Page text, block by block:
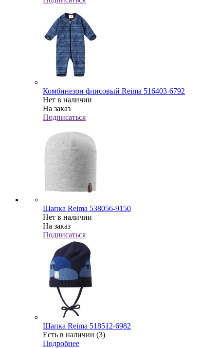
Комбинезон флисовый Reima 516403-6792
Нет в наличии
На заказ
Подписаться
Шапка Reima 538056-9150
Нет в наличии
На заказ
Подписаться
Шапка Reima 518512-6982
Есть в наличии (3)
Подробнее